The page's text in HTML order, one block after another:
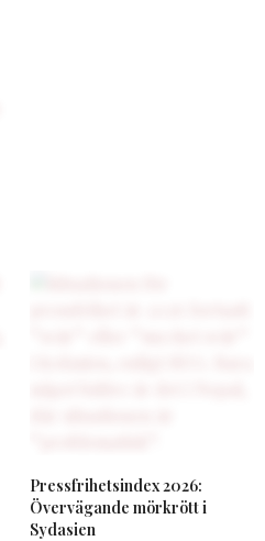
Pressfrihetsindex 2026:
Övervägande mörkrött i
Sydasien